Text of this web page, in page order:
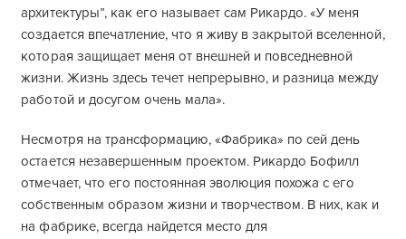
архитектуры”, как его называет сам Рикардо. «У меня
создается впечатление, что я живу в закрытой вселенной,
которая защищает меня от внешней и повседневной
жизни. Жизнь здесь течет непрерывно, и разница между
работой и досугом очень мала».
Несмотря на трансформацию, «Фабрика» по сей день
остается незавершенным проектом. Рикардо Бофилл
отмечает, что его постоянная эволюция похожа с его
собственным образом жизни и творчеством. В них, как и
на фабрике, всегда найдется место для